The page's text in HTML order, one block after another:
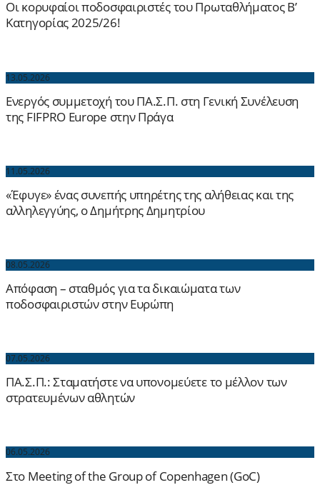
Οι κορυφαίοι ποδοσφαιριστές του Πρωταθλήματος Β’
Κατηγορίας 2025/26!
13.05.2026
Ενεργός συμμετοχή του ΠΑ.Σ.Π. στη Γενική Συνέλευση
της FIFPRO Europe στην Πράγα
11.05.2026
«Έφυγε» ένας συνεπής υπηρέτης της αλήθειας και της
αλληλεγγύης, ο Δημήτρης Δημητρίου
08.05.2026
Απόφαση – σταθμός για τα δικαιώματα των
ποδοσφαιριστών στην Ευρώπη
07.05.2026
ΠΑ.Σ.Π.: Σταματήστε να υπονομεύετε το μέλλον των
στρατευμένων αθλητών
06.05.2026
Στο Meeting of the Group of Copenhagen (GoC)